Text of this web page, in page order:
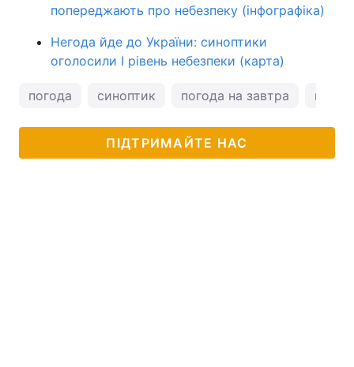
попереджають про небезпеку (інфографіка)
Негода йде до України: синоптики
оголосили І рівень небезпеки (карта)
погода синоптик погода на завтра
ПІДТРИМАЙТЕ НАС